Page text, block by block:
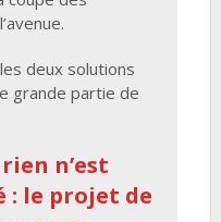
deux solutions
grande partie de
n’est
: le projet de